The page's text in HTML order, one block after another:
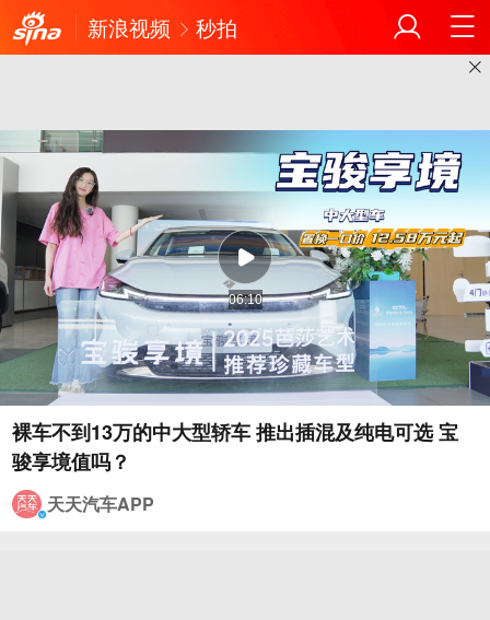
新浪视频 秒拍
06:10
裸车不到13万的中大型轿车 推出插混及纯电可选 宝
骏享境值吗？
天天汽车APP